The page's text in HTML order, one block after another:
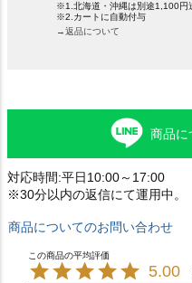
※1.北海道・沖縄は別途1,100円
※2.カートに自動付与
→返品について
商品に
対応時間:平日10:00～17:00
※30分以内の返信にて運用中。
商品についてのお問い合わせ
5.00